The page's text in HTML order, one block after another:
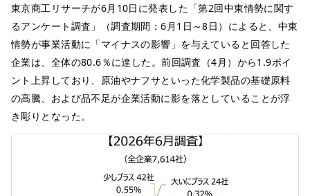
東京商工リサーチが6月10日に発表した「第2回中東情勢に関す
るアンケート調査」（調査期間：6月1日～8日）によると、中東
情勢が事業活動に「マイナスの影響」を与えていると回答した
企業は、全体の80.6％に達した。前回調査（4月）から1.9ポイ
ント上昇しており、原油やナフサといった化学製品の基礎原料
の高騰、および品不足が企業活動に影を落としていることが浮
き彫りとなった。